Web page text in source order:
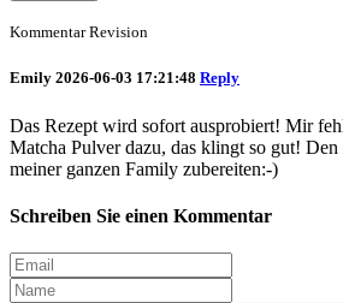
Kommentar Revision
Emily 2026-06-03 17:21:48 Reply
Das Rezept wird sofort ausprobiert! Mir
Matcha Pulver dazu, das klingt so gut!
meiner ganzen Family zubereiten:-)
Schreiben Sie einen Kommentar